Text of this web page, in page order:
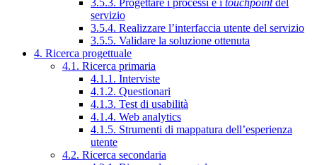
3.5.3. Progettare i processi e i touchpointdel
servizio
3.5.4. Realizzare l’interfaccia utente del servizio
3.5.5. Validare la soluzione ottenuta
4. Ricerca progettuale
4.1. Ricerca primaria
4.1.1. Interviste
4.1.2. Questionari
4.1.3. Test di usabilità
4.1.4. Web analytics
4.1.5. Strumenti di mappatura dell’esperienza
utente
4.2. Ricerca secondaria